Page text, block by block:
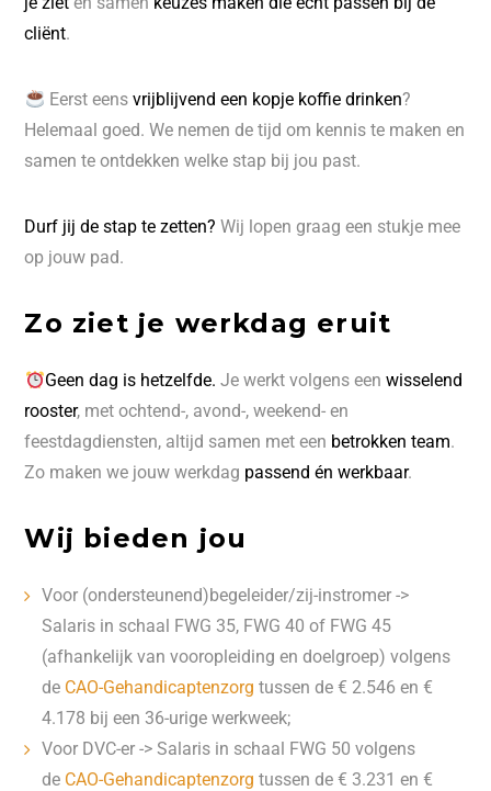
cliënt.
Eerst eens vrijblijvend een kopje koffie drinken?
Helemaal goed. We nemen de tijd om kennis te maken en
samen te ontdekken welke stap bij jou past.
Durf jij de stap te zetten? Wij lopen graag een stukje mee
op jouw pad.
Zo ziet je werkdag eruit
Geen dag is hetzelfde. Je werkt volgens een wisselend
rooster, met ochtend-, avond-, weekend- en
feestdagdiensten, altijd samen met een betrokken team.
Zo maken we jouw werkdag passend én werkbaar.
Wij bieden jou
Voor (ondersteunend)begeleider/zij-instromer ->
Salaris in schaal FWG 35, FWG 40 of FWG 45
(afhankelijk van vooropleiding en doelgroep) volgens
de CAO-Gehandicaptenzorg tussen de € 2.546 en €
4.178 bij een 36-urige werkweek;
Voor DVC-er -> Salaris in schaal FWG 50 volgens
de CAO-Gehandicaptenzorg tussen de € 3.231 en €